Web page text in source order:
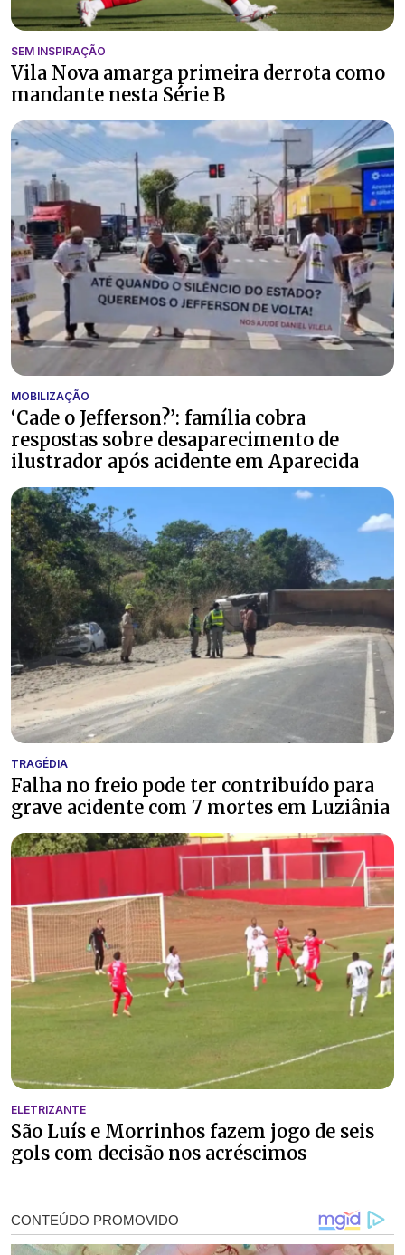
SEM INSPIRAÇÃO
Vila Nova amarga primeira derrota como
mandante nesta Série B
MOBILIZAÇÃO
‘Cade o Jefferson?’: família cobra
respostas sobre desaparecimento de
ilustrador após acidente em Aparecida
TRAGÉDIA
Falha no freio pode ter contribuído para
grave acidente com 7 mortes em Luziânia
ELETRIZANTE
São Luís e Morrinhos fazem jogo de seis
gols com decisão nos acréscimos